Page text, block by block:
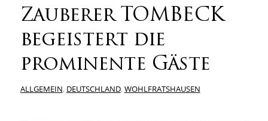
Zauberer TOMBECK
begeistert die
prominente Gäste
ALLGEMEIN, DEUTSCHLAND,WOHLFRATSHAUSEN